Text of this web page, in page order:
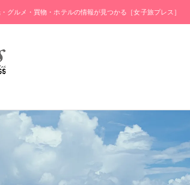
グルメ・買物・ホテルの情報が見つかる［女子旅プレス］